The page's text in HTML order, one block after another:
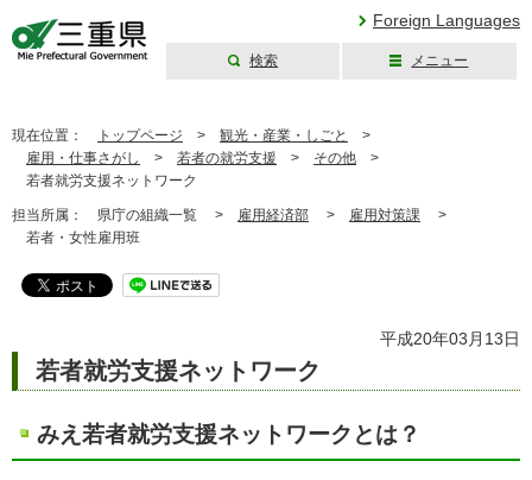
Foreign Languages
検索 メニュー
現在位置： トップページ > 観光・産業・しごと
>
雇用・仕事さがし
> 若者の就労支援 > その他 >
若者就労支援ネットワーク
担当所属： 県庁の組織一覧 > 雇用経済部 > 雇用対策課 >
若者・女性雇用班
平成20年03月13日
若者就労支援ネットワーク
みえ若者就労支援ネットワークとは？